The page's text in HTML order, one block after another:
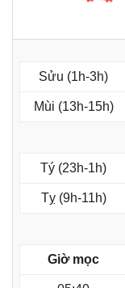
Sửu (1h-3h)
Mùi (13h-15h)
Tý (23h-1h)
Tỵ (9h-11h)
Giờ mọc